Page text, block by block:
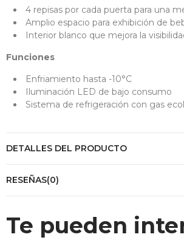
4 repisas por cada puerta para una
Amplio espacio para exhibición de
Interior blanco que mejora la
Funciones
Enfriamiento hasta -10°C
Iluminación LED de bajo consumo
Sistema de refrigeración con gas
DETALLES DEL PRODUCTO
RESEÑAS(0)
Te pueden